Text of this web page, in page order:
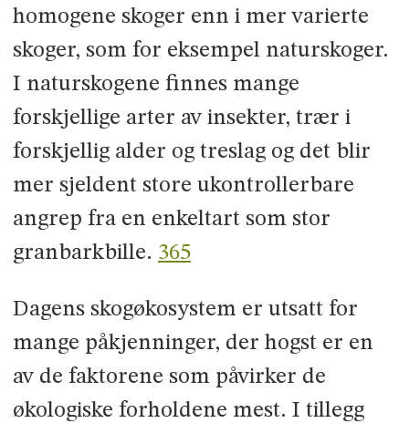
homogene skoger enn i mer varierte
skoger, som for eksempel naturskoger.
I naturskogene finnes mange
forskjellige arter av insekter, trær i
forskjellig alder og treslag og det blir
mer sjeldent store ukontrollerbare
angrep fra en enkeltart som stor
granbarkbille. 365
Dagens skogøkosystem er utsatt for
mange påkjenninger, der hogst er en
av de faktorene som påvirker de
økologiske forholdene mest. I tillegg